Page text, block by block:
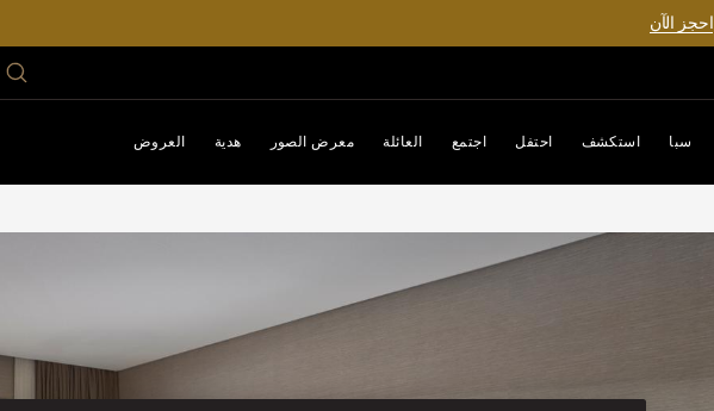
احجز الآن
سبا استكشف احتفل اجتمع العائلة معرض الصور هدية العروض